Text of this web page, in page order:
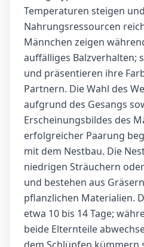
Temperaturen steigen
Nahrungsressourcen
Männchen zeigen
auffälliges Balzverhalten;
und präsentieren ihre
Partnern. Die Wahl des
aufgrund des Gesangs
Erscheinungsbildes des
erfolgreicher Paarung
mit dem Nestbau. Die
niedrigen Sträuchern
und bestehen aus
pflanzlichen Materialien.
etwa 10 bis 14 Tage;
beide Elternteile